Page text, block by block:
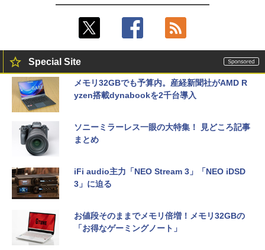
Special Site
メモリ32GBでも予算内。産経新聞社がAMD R
yzen搭載dynabookを2千台導入
ソニーミラーレス一眼の大特集！ 見どころ記事
まとめ
iFi audio主力「NEO Stream 3」「NEO iDSD
3」に迫る
お値段そのままでメモリ倍増！メモリ32GBの
「お得なゲーミングノート」